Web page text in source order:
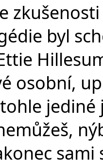
byl
osobní,
jediné